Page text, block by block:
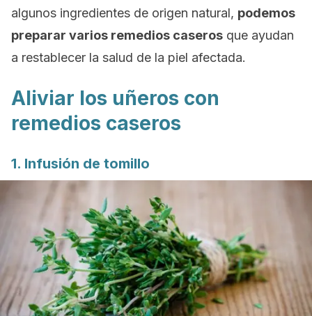
algunos ingredientes de origen natural, podemos
preparar varios remedios caseros que ayudan
a restablecer la salud de la piel afectada.
Aliviar los uñeros con
remedios caseros
1. Infusión de tomillo